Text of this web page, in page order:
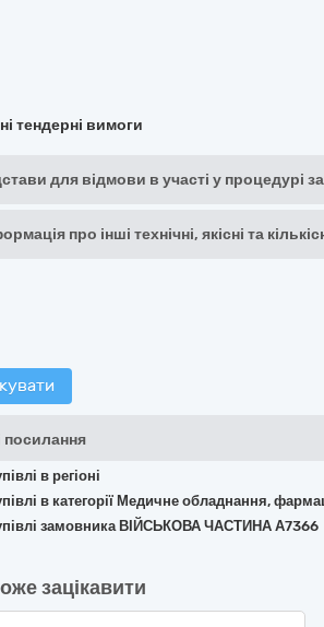
тендерні вимоги
для відмови в участі у процедурі
про інші технічні, якісні та
посилання
в регіоні
в категорії Медичне обладнання,
замовника ВІЙСЬКОВА ЧАСТИНА А7366
зацікавити